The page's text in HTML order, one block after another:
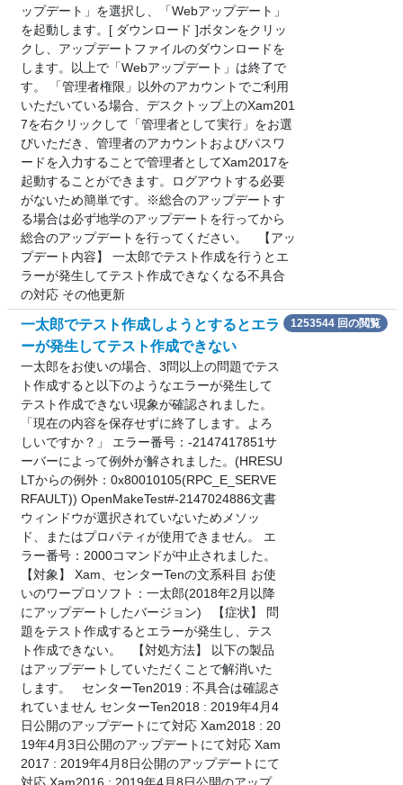
ップデート」を選択し、「Webアップデート」
を起動します。[ ダウンロード ]ボタンをクリッ
クし、アップデートファイルのダウンロードを
します。以上で「Webアップデート」は終了で
す。 「管理者権限」以外のアカウントでご利用
いただいている場合、デスクトップ上のXam201
7を右クリックして「管理者として実行」をお選
びいただき、管理者のアカウントおよびパスワ
ードを入力することで管理者としてXam2017を
起動することができます。ログアウトする必要
がないため簡単です。※総合のアップデートす
る場合は必ず地学のアップデートを行ってから
総合のアップデートを行ってください。 【アッ
プデート内容】 一太郎でテスト作成を行うとエ
ラーが発生してテスト作成できなくなる不具合
の対応 その他更新
一太郎でテスト作成しようとするとエラ
ーが発生してテスト作成できない
一太郎をお使いの場合、3問以上の問題でテス
ト作成すると以下のようなエラーが発生して
テスト作成できない現象が確認されました。
「現在の内容を保存せずに終了します。よろ
しいですか？」 エラー番号：-2147417851サ
ーバーによって例外が解されました。(HRESU
LTからの例外：0x80010105(RPC_E_SERVE
RFAULT)) OpenMakeTest#-2147024886文書
ウィンドウが選択されていないためメソッ
ド、またはプロパティが使用できません。 エ
ラー番号：2000コマンドが中止されました。
【対象】 Xam、センターTenの文系科目 お使
いのワープロソフト：一太郎(2018年2月以降
にアップデートしたバージョン) 【症状】 問
題をテスト作成するとエラーが発生し、テス
ト作成できない。 【対処方法】 以下の製品
はアップデートしていただくことで解消いた
します。 センターTen2019 : 不具合は確認さ
れていません センターTen2018 : 2019年4月4
日公開のアップデートにて対応 Xam2018 : 20
19年4月3日公開のアップデートにて対応 Xam
2017 : 2019年4月8日公開のアップデートにて
1253544 回の閲覧